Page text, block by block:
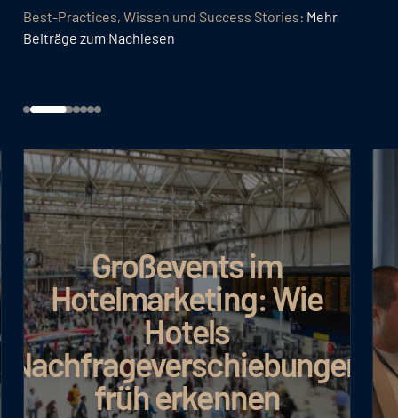
Best-Practices, Wissen und Success Stories: Mehr
Beiträge zum Nachlesen
Großevents im
Hotelmarketing: Wie
Hotels
Nachfrageverschiebungen
früh erkennen